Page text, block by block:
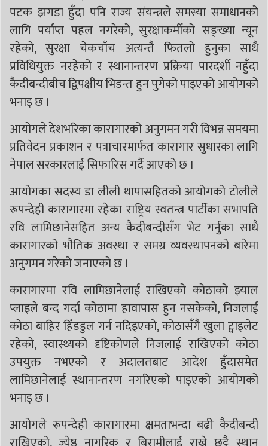
पटक झगडा हुँदा पनि राज्य संयन्त्रले समस्या समाधानको
लागि पर्याप्त पहल नगरेको, सुरक्षाकर्मीको सङ्ख्या न्यून
रहेको, सुरक्षा चेकचाँच अत्यन्तै फितलो हुनुका साथै
प्रविधियुक्त नरहेको र स्थानान्तरण प्रक्रिया पारदर्शी नहुँदा
कैदीबन्दीबीच द्विपक्षीय भिडन्त हुन पुगेको पाइएको आयोगको
भनाइ छ ।
आयोगले देशभरिका कारागारको अनुगमन गरी विभन्न समयमा
प्रतिवेदन प्रकाशन र पत्राचारमार्फत कारागार सुधारका लागि
नेपाल सरकारलाई सिफारिस गर्दै आएको छ ।
आयोगका सदस्य डा लीली थापासहितको आयोगको टोलीले
रूपन्देही कारागारमा रहेका राष्ट्रिय स्वतन्त्र पार्टीका सभापति
रवि लामिछानेसहित अन्य कैदीबन्दीसँग भेट गर्नुका साथै
कारागारको भौतिक अवस्था र समग्र व्यवस्थापनको बारेमा
अनुगमन गरेको जनाएको छ ।
कारागारमा रवि लामिछानेलाई राखिएको कोठाको झ्याल
प्लाइले बन्द गर्दा कोठामा हावापास हुन नसकेको, निजलाई
कोठा बाहिर हिँडडुल गर्न नदिइएको, कोठासँगै खुला ट्वाइलेट
रहेको, स्वास्थ्यको दृष्टिकोणले निजलाई राखिएको कोठा
उपयुक्त नभएको र अदालतबाट आदेश हुँदासमेत
लामिछानेलाई स्थानान्तरण नगरिएको पाइएको आयोगको
भनाइ छ ।
आयोगले रूपन्देही कारागारमा क्षमताभन्दा बढी कैदीबन्दी